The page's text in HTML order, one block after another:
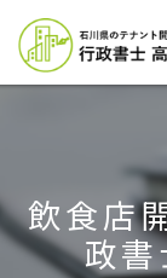
飲食店
政